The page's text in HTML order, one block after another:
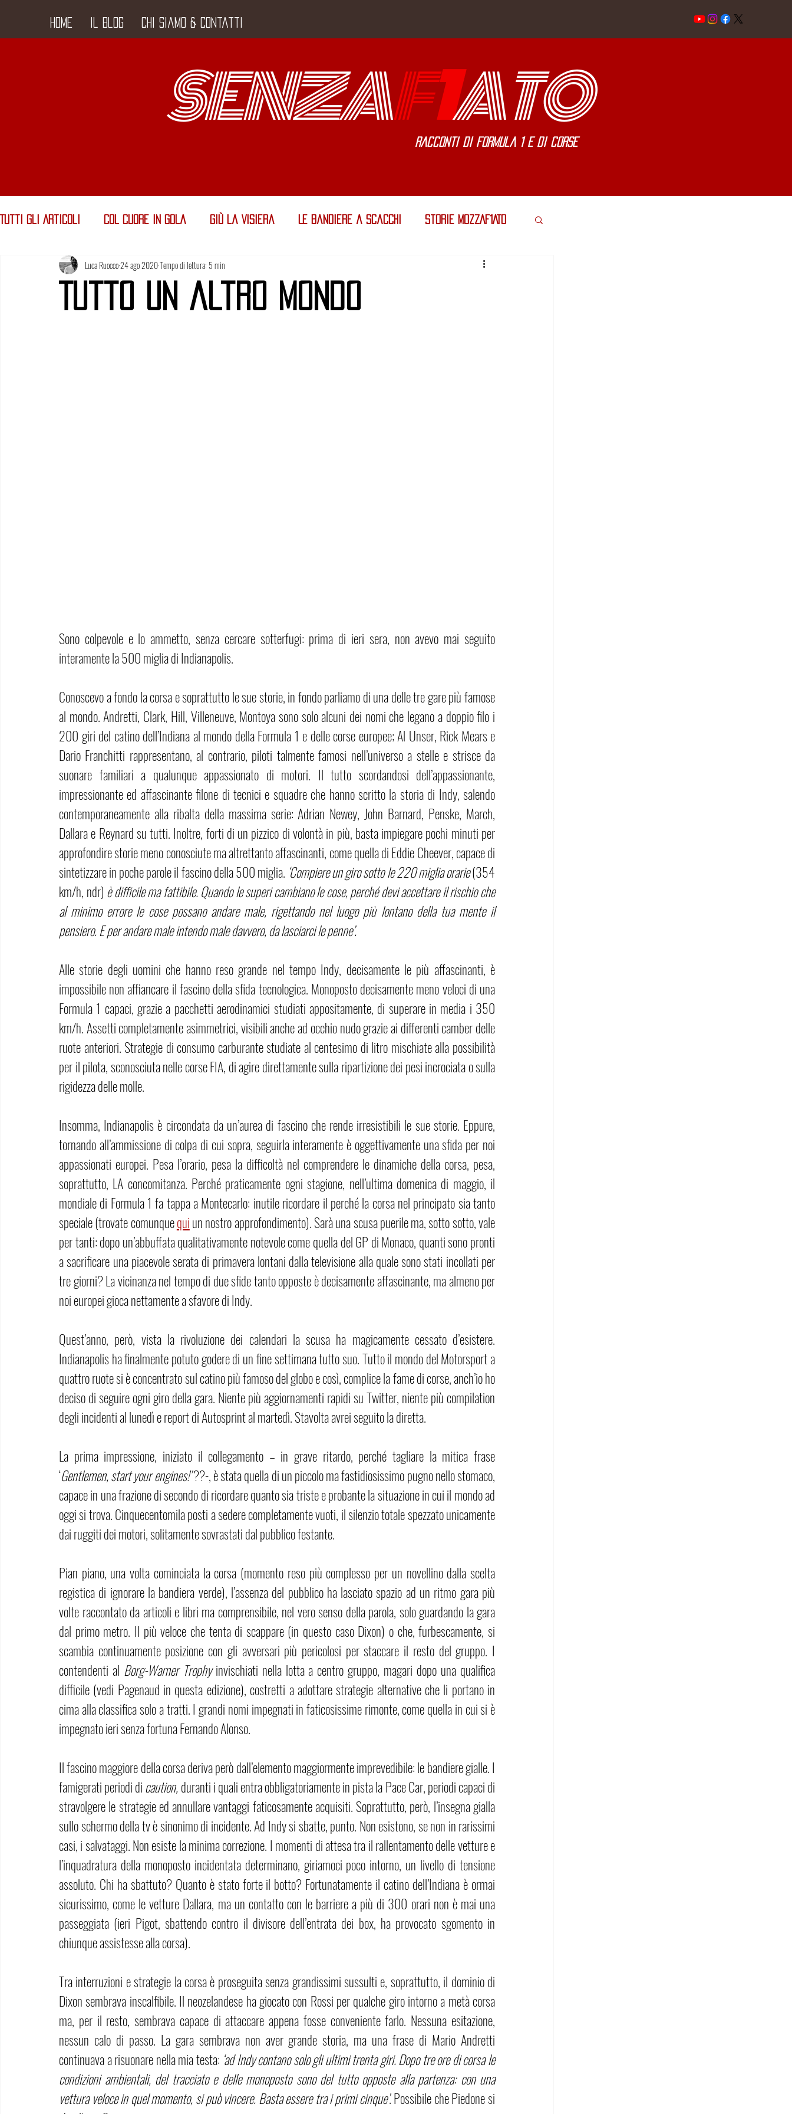
Home Il Blog Chi siamo & Contatti
SENZAF1ATO
Racconti di Formula 1 e di corse
Tutti gli Articoli Col Cuore in Gola Giù la Visiera Le Bandiere a Scacchi Storie MOZZAF1ATO
Tutto un altro Mondo
Luca Ruocco24 ago 2020Tempo di lettura: 5 min
Sono colpevole e lo ammetto, senza cercare sotterfugi: prima di ieri sera, non avevo mai seguito
interamente la 500 miglia di Indianapolis.
Conoscevo a fondo la corsa e soprattutto le sue storie, in fondo parliamo di una delle tre gare più famose
al mondo. Andretti, Clark, Hill, Villeneuve, Montoya sono solo alcuni dei nomi che legano a doppio filo i
200 giri del catino dell’Indiana al mondo della Formula 1 e delle corse europee; Al Unser, Rick Mears e
Dario Franchitti rappresentano, al contrario, piloti talmente famosi nell’universo a stelle e strisce da
suonare familiari a qualunque appassionato di motori. Il tutto scordandosi dell’appassionante,
impressionante ed affascinante filone di tecnici e squadre che hanno scritto la storia di Indy, salendo
contemporaneamente alla ribalta della massima serie: Adrian Newey, John Barnard, Penske, March,
Dallara e Reynard su tutti. Inoltre, forti di un pizzico di volontà in più, basta impiegare pochi minuti per
approfondire storie meno conosciute ma altrettanto affascinanti, come quella di Eddie Cheever, capace di
sintetizzare in poche parole il fascino della 500 miglia. ‘Compiere un giro sotto le 220 miglia orarie (354
km/h, ndr) è difficile ma fattibile. Quando le superi cambiano le cose, perché devi accettare il rischio che
al minimo errore le cose possano andare male, rigettando nel luogo più lontano della tua mente il
pensiero. E per andare male intendo male davvero, da lasciarci le penne’.
Alle storie degli uomini che hanno reso grande nel tempo Indy, decisamente le più affascinanti, è
impossibile non affiancare il fascino della sfida tecnologica. Monoposto decisamente meno veloci di una
Formula 1 capaci, grazie a pacchetti aerodinamici studiati appositamente, di superare in media i 350
km/h. Assetti completamente asimmetrici, visibili anche ad occhio nudo grazie ai differenti camber delle
ruote anteriori. Strategie di consumo carburante studiate al centesimo di litro mischiate alla possibilità
per il pilota, sconosciuta nelle corse FIA, di agire direttamente sulla ripartizione dei pesi incrociata o sulla
rigidezza delle molle.
Insomma, Indianapolis è circondata da un’aurea di fascino che rende irresistibili le sue storie. Eppure,
tornando all’ammissione di colpa di cui sopra, seguirla interamente è oggettivamente una sfida per noi
appassionati europei. Pesa l’orario, pesa la difficoltà nel comprendere le dinamiche della corsa, pesa,
soprattutto, LA concomitanza. Perché praticamente ogni stagione, nell’ultima domenica di maggio, il
mondiale di Formula 1 fa tappa a Montecarlo: inutile ricordare il perché la corsa nel principato sia tanto
speciale (trovate comunque qui un nostro approfondimento). Sarà una scusa puerile ma, sotto sotto, vale
per tanti: dopo un’abbuffata qualitativamente notevole come quella del GP di Monaco, quanti sono pronti
a sacrificare una piacevole serata di primavera lontani dalla televisione alla quale sono stati incollati per
tre giorni? La vicinanza nel tempo di due sfide tanto opposte è decisamente affascinante, ma almeno per
noi europei gioca nettamente a sfavore di Indy.
Quest’anno, però, vista la rivoluzione dei calendari la scusa ha magicamente cessato d’esistere.
Indianapolis ha finalmente potuto godere di un fine settimana tutto suo. Tutto il mondo del Motorsport a
quattro ruote si è concentrato sul catino più famoso del globo e così, complice la fame di corse, anch’io ho
deciso di seguire ogni giro della gara. Niente più aggiornamenti rapidi su Twitter, niente più compilation
degli incidenti al lunedì e report di Autosprint al martedì. Stavolta avrei seguito la diretta.
La prima impressione, iniziato il collegamento – in grave ritardo, perché tagliare la mitica frase
‘Gentlemen, start your engines!’ ??-, è stata quella di un piccolo ma fastidiosissimo pugno nello stomaco,
capace in una frazione di secondo di ricordare quanto sia triste e probante la situazione in cui il mondo ad
oggi si trova. Cinquecentomila posti a sedere completamente vuoti, il silenzio totale spezzato unicamente
dai ruggiti dei motori, solitamente sovrastati dal pubblico festante.
Pian piano, una volta cominciata la corsa (momento reso più complesso per un novellino dalla scelta
registica di ignorare la bandiera verde), l’assenza del pubblico ha lasciato spazio ad un ritmo gara più
volte raccontato da articoli e libri ma comprensibile, nel vero senso della parola, solo guardando la gara
dal primo metro. Il più veloce che tenta di scappare (in questo caso Dixon) o che, furbescamente, si
scambia continuamente posizione con gli avversari più pericolosi per staccare il resto del gruppo. I
contendenti al Borg-Warner Trophy invischiati nella lotta a centro gruppo, magari dopo una qualifica
difficile (vedi Pagenaud in questa edizione), costretti a adottare strategie alternative che li portano in
cima alla classifica solo a tratti. I grandi nomi impegnati in faticosissime rimonte, come quella in cui si è
impegnato ieri senza fortuna Fernando Alonso.
Il fascino maggiore della corsa deriva però dall’elemento maggiormente imprevedibile: le bandiere gialle. I
famigerati periodi di caution, duranti i quali entra obbligatoriamente in pista la Pace Car, periodi capaci di
stravolgere le strategie ed annullare vantaggi faticosamente acquisiti. Soprattutto, però, l’insegna gialla
sullo schermo della tv è sinonimo di incidente. Ad Indy si sbatte, punto. Non esistono, se non in rarissimi
casi, i salvataggi. Non esiste la minima correzione. I momenti di attesa tra il rallentamento delle vetture e
l’inquadratura della monoposto incidentata determinano, giriamoci poco intorno, un livello di tensione
assoluto. Chi ha sbattuto? Quanto è stato forte il botto? Fortunatamente il catino dell’Indiana è ormai
sicurissimo, come le vetture Dallara, ma un contatto con le barriere a più di 300 orari non è mai una
passeggiata (ieri Pigot, sbattendo contro il divisore dell’entrata dei box, ha provocato sgomento in
chiunque assistesse alla corsa).
Tra interruzioni e strategie la corsa è proseguita senza grandissimi sussulti e, soprattutto, il dominio di
Dixon sembrava inscalfibile. Il neozelandese ha giocato con Rossi per qualche giro intorno a metà corsa
ma, per il resto, sembrava capace di attaccare appena fosse conveniente farlo. Nessuna esitazione,
nessun calo di passo. La gara sembrava non aver grande storia, ma una frase di Mario Andretti
continuava a risuonare nella mia testa: ‘ad Indy contano solo gli ultimi trenta giri. Dopo tre ore di corsa le
condizioni ambientali, del tracciato e delle monoposto sono del tutto opposte alla partenza: con una
vettura veloce in quel momento, si può vincere. Basta essere tra i primi cinque’. Possibile che Piedone si